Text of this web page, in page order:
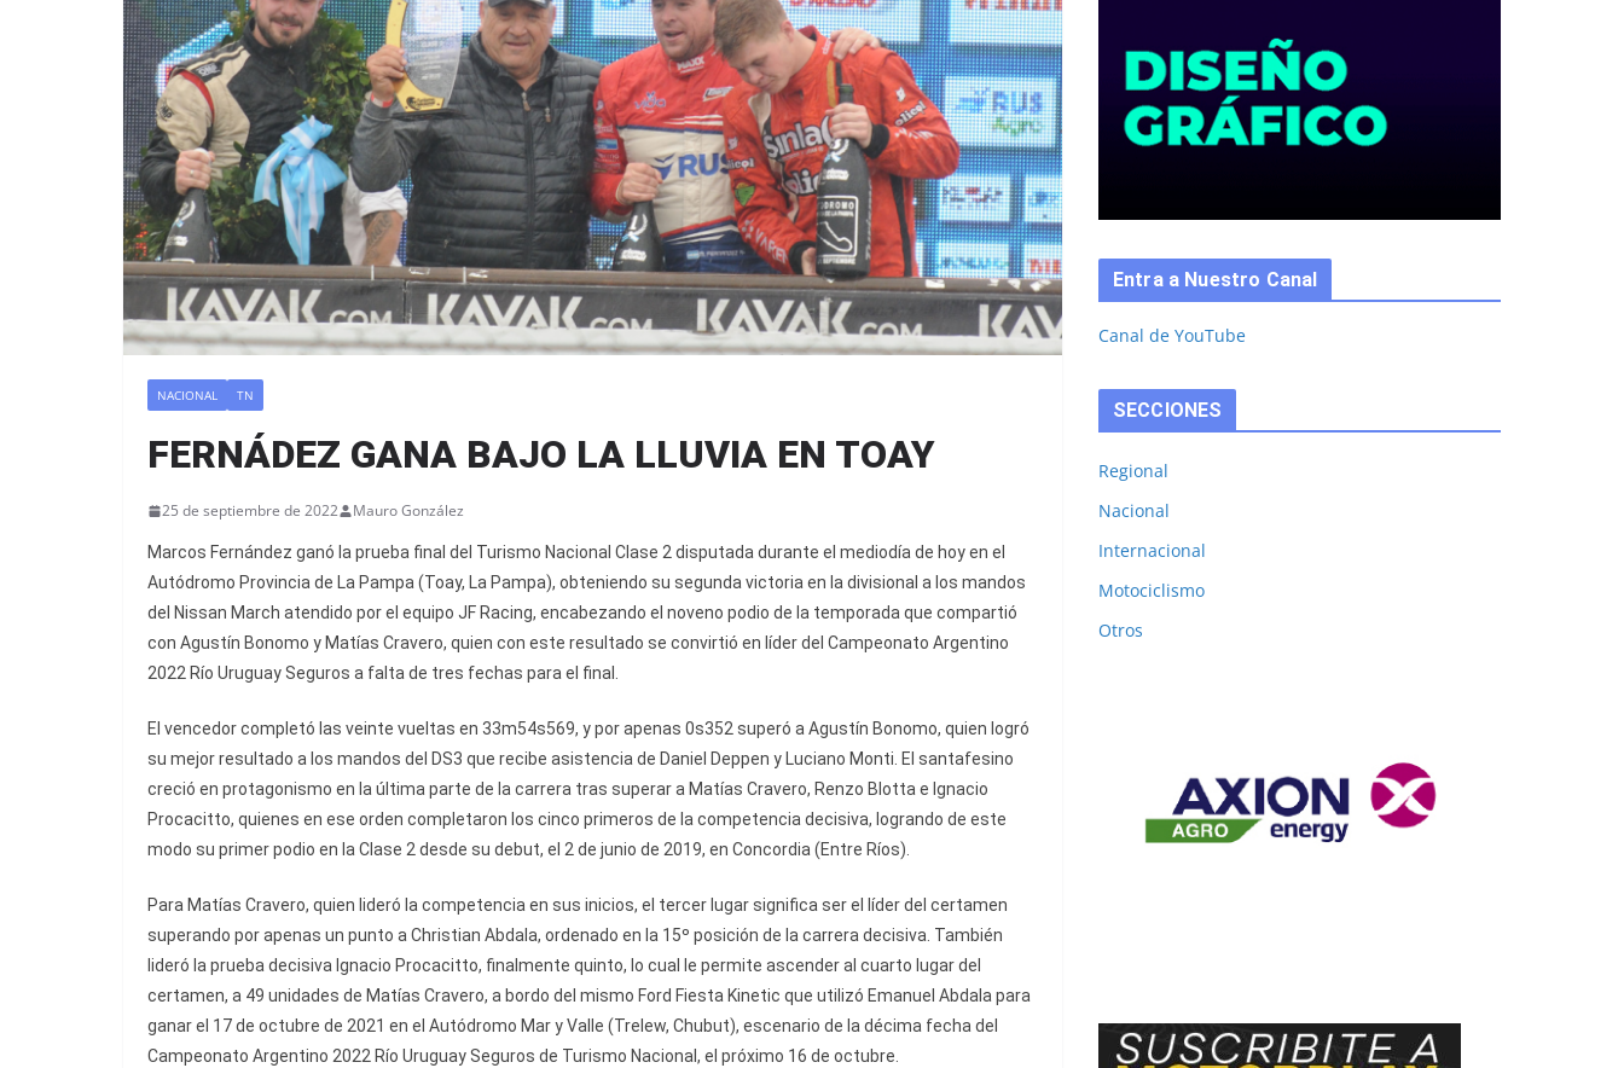
NACIONAL TN
FERNÁDEZ GANA BAJO LA LLUVIA EN TOAY
25 de septiembre de 2022 Mauro González
Marcos Fernández ganó la prueba final del Turismo Nacional Clase 2 disputada durante el mediodía de hoy en el
Autódromo Provincia de La Pampa (Toay, La Pampa), obteniendo su segunda victoria en la divisional a los mandos
del Nissan March atendido por el equipo JF Racing, encabezando el noveno podio de la temporada que compartió
con Agustín Bonomo y Matías Cravero, quien con este resultado se convirtió en líder del Campeonato Argentino
2022 Río Uruguay Seguros a falta de tres fechas para el final.
El vencedor completó las veinte vueltas en 33m54s569, y por apenas 0s352 superó a Agustín Bonomo, quien logró
su mejor resultado a los mandos del DS3 que recibe asistencia de Daniel Deppen y Luciano Monti. El santafesino
creció en protagonismo en la última parte de la carrera tras superar a Matías Cravero, Renzo Blotta e Ignacio
Procacitto, quienes en ese orden completaron los cinco primeros de la competencia decisiva, logrando de este
modo su primer podio en la Clase 2 desde su debut, el 2 de junio de 2019, en Concordia (Entre Ríos).
Para Matías Cravero, quien lideró la competencia en sus inicios, el tercer lugar significa ser el líder del certamen
superando por apenas un punto a Christian Abdala, ordenado en la 15º posición de la carrera decisiva. También
lideró la prueba decisiva Ignacio Procacitto, finalmente quinto, lo cual le permite ascender al cuarto lugar del
certamen, a 49 unidades de Matías Cravero, a bordo del mismo Ford Fiesta Kinetic que utilizó Emanuel Abdala para
ganar el 17 de octubre de 2021 en el Autódromo Mar y Valle (Trelew, Chubut), escenario de la décima fecha del
Campeonato Argentino 2022 Río Uruguay Seguros de Turismo Nacional, el próximo 16 de octubre.
Entra a Nuestro Canal
Canal de YouTube
SECCIONES
Regional
Nacional
Internacional
Motociclismo
Otros